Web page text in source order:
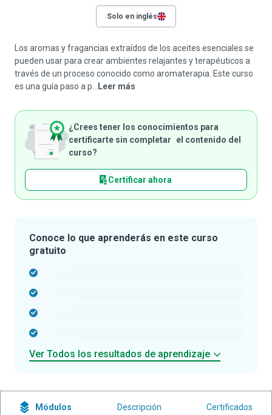
Solo en inglés
Los aromas y fragancias extraídos de los aceites esenciales se
pueden usar para crear ambientes relajantes y terapéuticos a
través de un proceso conocido como aromaterapia. Este curso
es una guía paso a p...
Leer más
¿Crees tener los conocimientos para
certificarte sin completar el contenido del
curso?
Certificar ahora
Conoce lo que aprenderás en este curso
gratuito
Ver Todos los resultados de aprendizaje
Módulos Descripción Certificados